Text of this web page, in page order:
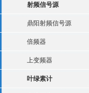
射频信号源
鼎阳射频信号源
倍频器
上变频器
叶绿素计